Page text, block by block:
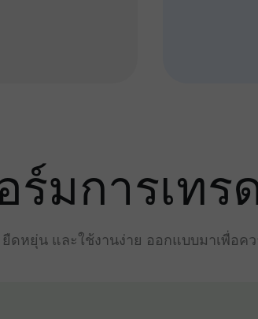
มการเทร
ดหยุ่น และใช้งานง่าย ออกแบบมาเพื่อค